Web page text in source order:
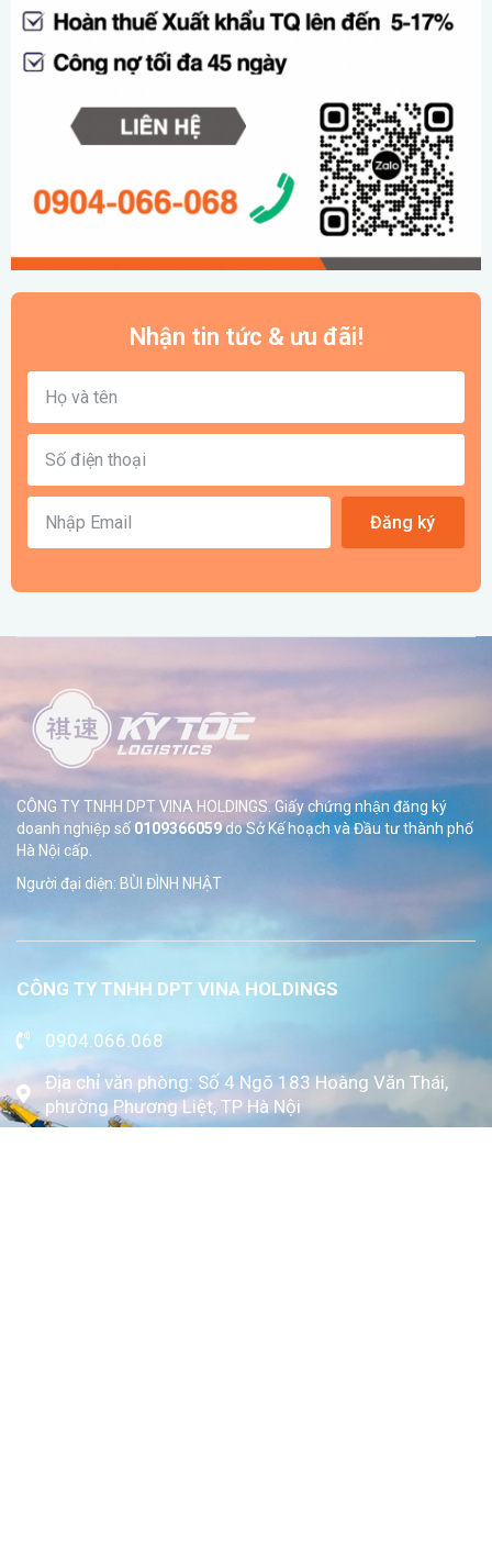
Nhận tin tức & ưu đãi!
Đăng ký
CÔNG TY TNHH DPT VINA HOLDINGS. Giấy chứng nhận đăng ký
doanh nghiệp số 0109366059do SởKế hoạch và Đầu tư thành phố
Hà Nội cấp.
Người đại diện: BÙI ĐÌNH NHẬT
CÔNG TY TNHH DPT VINA HOLDINGS
0904.066.068
Địa chỉ văn phòng: Số 4 Ngõ 183 Hoàng Văn Thái,
phường Phương Liệt, TP Hà Nội